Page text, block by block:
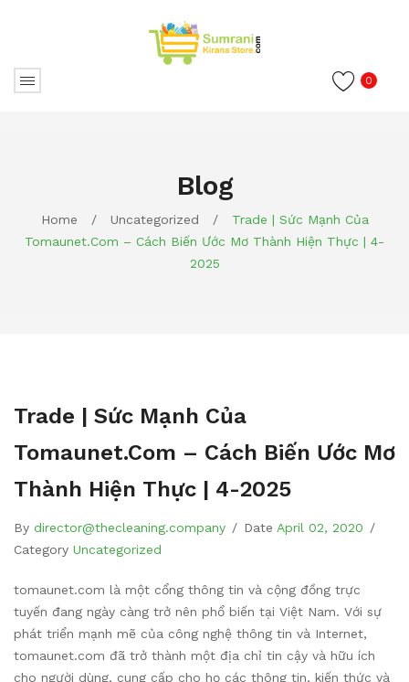
0
Blog
Home / Uncategorized /
Trade | Sức Mạnh Của
Tomaunet.com – Cách Biến Ước Mơ Thành Hiện Thực | 4-
2025
Trade | Sức Mạnh Của
Tomaunet.com – Cách Biến Ước Mơ
Thành Hiện Thực | 4-2025
By director@thecleaning.company / Date April 02, 2020 /
Category Uncategorized
tomaunet.com là một cổng thông tin và cộng đồng trực
tuyến đang ngày càng trở nên phổ biến tại Việt Nam. Với sự
phát triển mạnh mẽ của công nghệ thông tin và Internet,
tomaunet.com đã trở thành một địa chỉ tin cậy và hữu ích
cho người dùng, cung cấp cho họ các thông tin, kiến thức và